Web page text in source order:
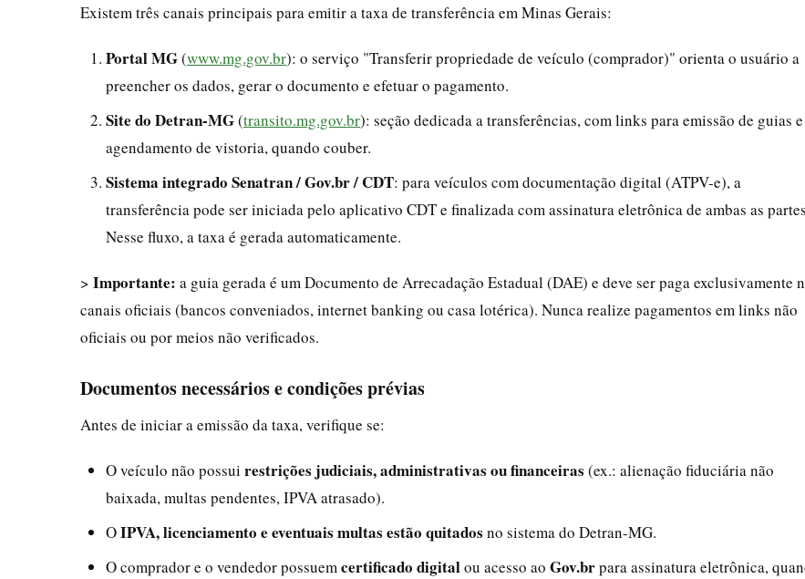
Existem três canais principais para emitir a taxa de transferência em Minas Gerais:
Portal MG(www.mg.gov.br): o serviço "Transferir propriedade de veículo (comprador)" orienta o usuário a
preencher os dados, gerar o documento e efetuar o pagamento.
Site do Detran-MG(transito.mg.gov.br): seção dedicada a transferências, com links para emissão de guias e
agendamento de vistoria, quando couber.
Sistema integrado Senatran / Gov.br / CDT: para veículos com documentação digital (ATPV-e), a
transferência pode ser iniciada pelo aplicativo CDT e finalizada com assinatura eletrônica de ambas as
Nesse fluxo, a taxa é gerada automaticamente.
> Importante: a guia gerada é um Documento de Arrecadação Estadual (DAE) e deve ser paga exclusivamente
canais oficiais (bancos conveniados, internet banking ou casa lotérica). Nunca realize pagamentos em links não
oficiais ou por meios não verificados.
Documentos necessários e condições prévias
Antes de iniciar a emissão da taxa, verifique se:
O veículo não possui restrições judiciais, administrativas ou financeiras (ex.: alienação fiduciária não
baixada, multas pendentes, IPVA atrasado).
OIPVA, licenciamento e eventuais multas estão quitados no sistema do Detran-MG.
O comprador e o vendedor possuem certificado digitalou acesso ao Gov.brpara assinatura eletrônica,